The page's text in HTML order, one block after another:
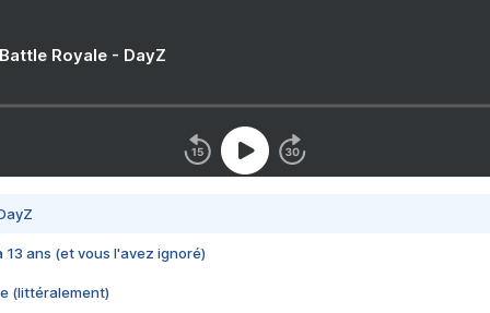
Royale - DayZ
13 ans (et vous l'avez ignoré)
(littéralement)